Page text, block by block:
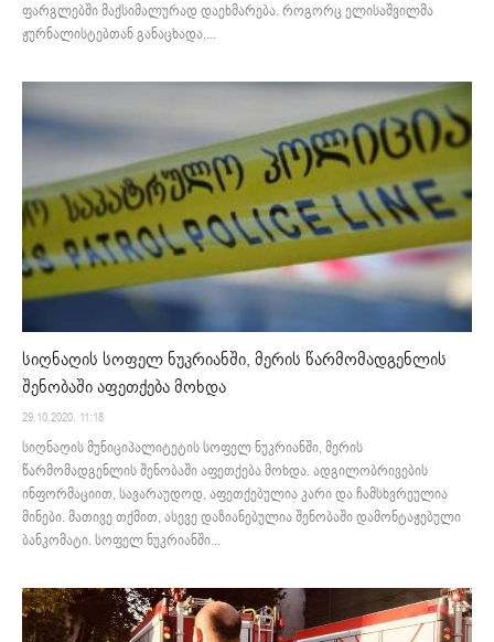
ფარგლებში მაქსიმალურად დაეხმარება. როგორც ელისაშვილმა
ჟურნალისტებთან განაცხადა,...
სიღნაღის სოფელ ნუკრიანში, მერის წარმომადგენლის
შენობაში აფეთქება მოხდა
29.10.2020. 11:18
სიღნაღის მუნიციპალიტეტის სოფელ ნუკრიანში, მერის
წარმომადგენლის შენობაში აფეთქება მოხდა. ადგილობრივების
ინფორმაციით, სავარაუდოდ, აფეთქებულია კარი და ჩამსხვრეულია
მინები. მათივე თქმით, ასევე დაზიანებულია შენობაში დამონტაჟებული
ბანკომატი. სოფელ ნუკრიანში...